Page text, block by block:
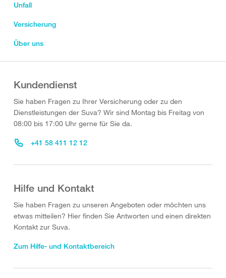
Unfall
Versicherung
Über uns
Kundendienst
Sie haben Fragen zu Ihrer Versicherung oder zu den
Dienstleistungen der Suva? Wir sind Montag bis Freitag von
08:00 bis 17:00 Uhr gerne für Sie da.
+41 58 411 12 12
Hilfe und Kontakt
Sie haben Fragen zu unseren Angeboten oder möchten uns
etwas mitteilen? Hier finden Sie Antworten und einen direkten
Kontakt zur Suva.
Zum Hilfe- und Kontaktbereich